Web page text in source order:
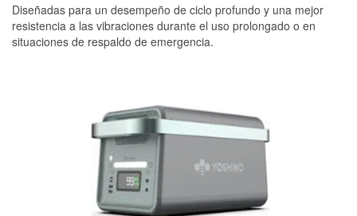
Diseñadas para un desempeño de ciclo profundo y una mejor
resistencia a las vibraciones durante el uso prolongado o en
situaciones de respaldo de emergencia.